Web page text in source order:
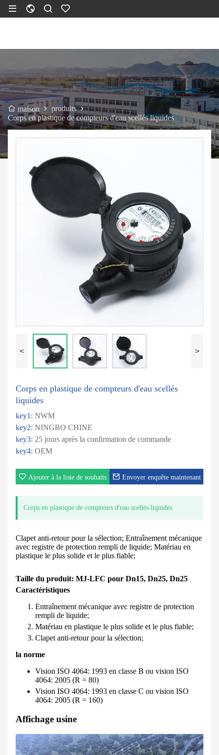
maison
produits
Corps en plastique de compteurs d'eau scellés liquides
< >
Corps en plastique de compteurs d'eau scellés
liquides
key1: NWM
key2: NINGBO CHINE
key3: 25 jours après la confirmation de commande
key4: OEM
Ajouter à la liste de souhaits Envoyer enquête maintenant
Corps en plastique de compteurs d'eau scellés liquides
Clapet anti-retour pour la sélection; Entraînement mécanique
avec registre de protection rempli de liquide; Matériau en
plastique le plus solide et le plus fiable;
Taille du produit: MJ-LFC pour Dn15, Dn25, Dn25
Caractéristiques
Entraînement mécanique avec registre de protection
rempli de liquide;
Matériau en plastique le plus solide et le plus fiable;
Clapet anti-retour pour la sélection;
la norme
Vision ISO 4064: 1993 en classe B ou vision ISO
4064: 2005 (R = 80)
Vision ISO 4064: 1993 en classe C ou vision ISO
4064: 2005 (R = 160)
Affichage usine